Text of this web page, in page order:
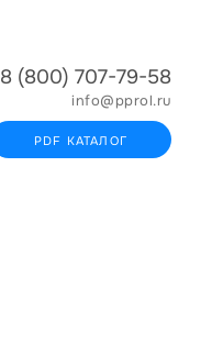
8 (800) 707-79-58
info@pprol.ru
PDF КАТАЛОГ